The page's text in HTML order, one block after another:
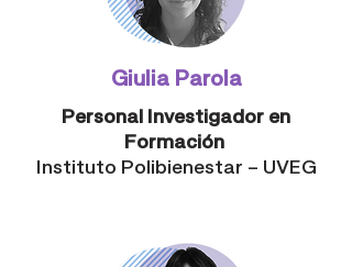
Giulia Parola
Personal Investigador en
Formación
Instituto Polibienestar – UVEG